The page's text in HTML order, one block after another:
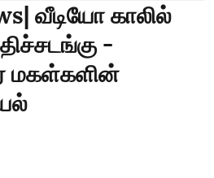
வீடியோ காலில்
-
மகள்களின்